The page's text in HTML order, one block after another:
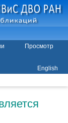
Просмотр
English